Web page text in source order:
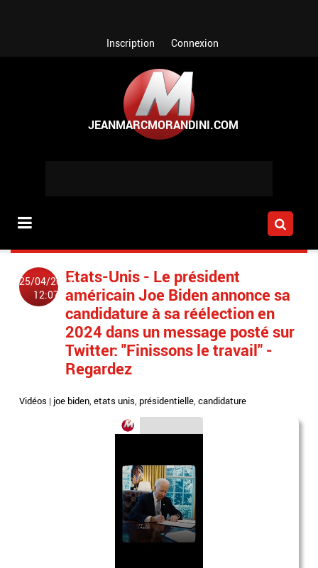
Inscription Connexion
25/04/2023
12:07
Etats-Unis - Le président
américain Joe Biden annonce sa
candidature à sa réélection en
2024 dans un message posté sur
Twitter: "Finissons le travail" -
Regardez
Vidéos | joe biden,etats unis,présidentielle,candidature